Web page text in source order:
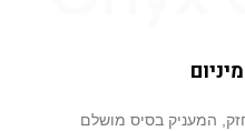
המעניק בסיס מושלם